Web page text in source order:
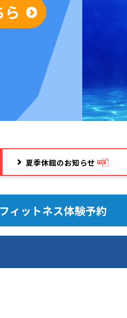
夏季休館のお知らせ
フィットネス体験予約